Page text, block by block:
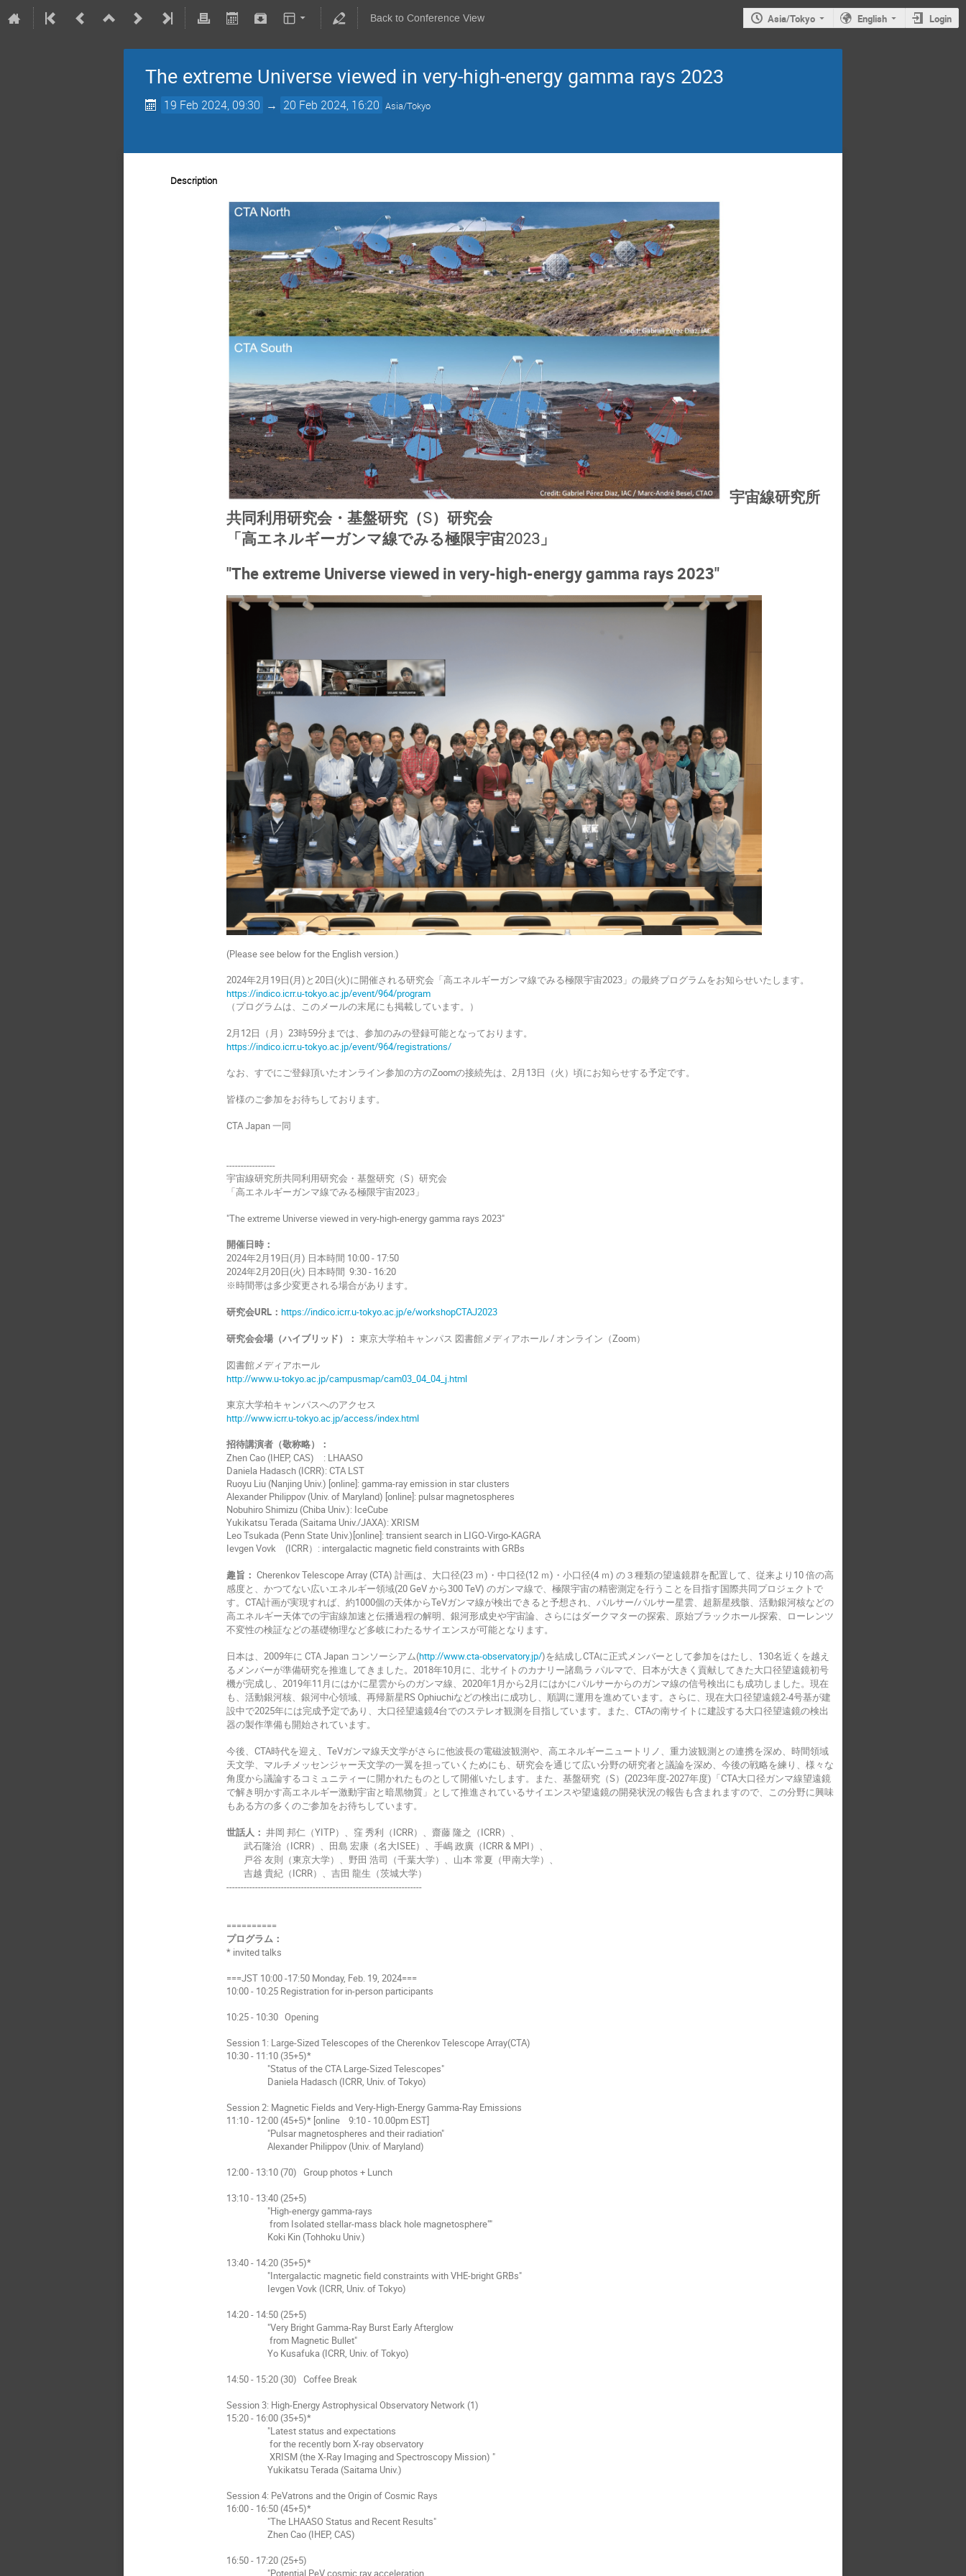
Back to Conference View Asia/Tokyo English Login
The extreme Universe viewed in very-high-energy gamma rays 2023
19 Feb 2024, 09:30 → 20 Feb 2024, 16:20 Asia/Tokyo
Description
宇宙線研究所
共同利用研究会・基盤研究（S）研究会
「高エネルギーガンマ線でみる極限宇宙2023」
"The extreme Universe viewed in very-high-energy gamma rays 2023"
(Please see below for the English version.)
2024年2月19日(月)と20日(火)に開催される研究会「高エネルギーガンマ線でみる極限宇宙2023」の最終プログラムをお知らせいたします。
https://indico.icrr.u-tokyo.ac.jp/event/964/program
（プログラムは、このメールの末尾にも掲載しています。）
2月12日（月）23時59分までは、参加のみの登録可能となっております。
https://indico.icrr.u-tokyo.ac.jp/event/964/registrations/
なお、すでにご登録頂いたオンライン参加の方のZoomの接続先は、2月13日（火）頃にお知らせする予定です。
皆様のご参加をお待ちしております。
CTA Japan 一同
-----------------
宇宙線研究所共同利用研究会・基盤研究（S）研究会
「高エネルギーガンマ線でみる極限宇宙2023」
"The extreme Universe viewed in very-high-energy gamma rays 2023"
開催日時：
2024年2月19日(月) 日本時間 10:00 - 17:50
2024年2月20日(火) 日本時間 9:30 - 16:20
※時間帯は多少変更される場合があります。
研究会URL：https://indico.icrr.u-tokyo.ac.jp/e/workshopCTAJ2023
研究会会場（ハイブリッド）： 東京大学柏キャンパス 図書館メディアホール / オンライン（Zoom）
図書館メディアホール
http://www.u-tokyo.ac.jp/campusmap/cam03_04_04_j.html
東京大学柏キャンパスへのアクセス
http://www.icrr.u-tokyo.ac.jp/access/index.html
招待講演者（敬称略）：
Zhen Cao (IHEP, CAS) : LHAASO
Daniela Hadasch (ICRR): CTA LST
Ruoyu Liu (Nanjing Univ.) [online]: gamma-ray emission in star clusters
Alexander Philippov (Univ. of Maryland) [online]: pulsar magnetospheres
Nobuhiro Shimizu (Chiba Univ.): IceCube
Yukikatsu Terada (Saitama Univ./JAXA): XRISM
Leo Tsukada (Penn State Univ.)[online]: transient search in LIGO-Virgo-KAGRA
Ievgen Vovk (ICRR）: intergalactic magnetic field constraints with GRBs
趣旨： Cherenkov Telescope Array (CTA) 計画は、大口径(23 ｍ)・中口径(12 ｍ)・小口径(4 ｍ) の３種類の望遠鏡群を配置して、従来より10 倍の高
感度と、かつてない広いエネルギー領域(20 GeV から300 TeV) のガンマ線で、極限宇宙の精密測定を行うことを目指す国際共同プロジェクトで
す。CTA計画が実現すれば、約1000個の天体からTeVガンマ線が検出できると予想され、パルサー/パルサー星雲、超新星残骸、活動銀河核などの
高エネルギー天体での宇宙線加速と伝播過程の解明、銀河形成史や宇宙論、さらにはダークマターの探索、原始ブラックホール探索、ローレンツ
不変性の検証などの基礎物理など多岐にわたるサイエンスが可能となります。
日本は、2009年に CTA Japan コンソーシアム(http://www.cta-observatory.jp/)を結成しCTAに正式メンバーとして参加をはたし、130名近くを越え
るメンバーが準備研究を推進してきました。2018年10月に、北サイトのカナリー諸島ラ パルマで、日本が大きく貢献してきた大口径望遠鏡初号
機が完成し、2019年11月にはかに星雲からのガンマ線、2020年1月から2月にはかにパルサーからのガンマ線の信号検出にも成功しました。現在
も、活動銀河核、銀河中心領域、再帰新星RS Ophiuchiなどの検出に成功し、順調に運用を進めています。さらに、現在大口径望遠鏡2-4号基が建
設中で2025年には完成予定であり、大口径望遠鏡4台でのステレオ観測を目指しています。また、CTAの南サイトに建設する大口径望遠鏡の検出
器の製作準備も開始されています。
今後、CTA時代を迎え、TeVガンマ線天文学がさらに他波長の電磁波観測や、高エネルギーニュートリノ、重力波観測との連携を深め、時間領域
天文学、マルチメッセンジャー天文学の一翼を担っていくためにも、研究会を通じて広い分野の研究者と議論を深め、今後の戦略を練り、様々な
角度から議論するコミュニティーに開かれたものとして開催いたします。また、基盤研究（S）(2023年度-2027年度)「CTA大口径ガンマ線望遠鏡
で解き明かす高エネルギー激動宇宙と暗黒物質」として推進されているサイエンスや望遠鏡の開発状況の報告も含まれますので、この分野に興味
もある方の多くのご参加をお待ちしています。
世話人： 井岡 邦仁（YITP）、窪 秀利（ICRR）、齋藤 隆之（ICRR）、
武石隆治（ICRR）、田島 宏康（名大ISEE）、手嶋 政廣（ICRR & MPI）、
戸谷 友則（東京大学）、野田 浩司（千葉大学）、山本 常夏（甲南大学）、
吉越 貴紀（ICRR）、吉田 龍生（茨城大学）
--------------------------------------------------------------------
==========
プログラム：
* invited talks
===JST 10:00 -17:50 Monday, Feb. 19, 2024===
10:00 - 10:25 Registration for in-person participants
10:25 - 10:30 Opening
Session 1: Large-Sized Telescopes of the Cherenkov Telescope Array(CTA)
10:30 - 11:10 (35+5)*
"Status of the CTA Large-Sized Telescopes"
Daniela Hadasch (ICRR, Univ. of Tokyo)
Session 2: Magnetic Fields and Very-High-Energy Gamma-Ray Emissions
11:10 - 12:00 (45+5)* [online 9:10 - 10.00pm EST]
"Pulsar magnetospheres and their radiation"
Alexander Philippov (Univ. of Maryland)
12:00 - 13:10 (70) Group photos + Lunch
13:10 - 13:40 (25+5)
"High-energy gamma-rays
from Isolated stellar-mass black hole magnetosphere""
Koki Kin (Tohhoku Univ.)
13:40 - 14:20 (35+5)*
"Intergalactic magnetic field constraints with VHE-bright GRBs"
Ievgen Vovk (ICRR, Univ. of Tokyo)
14:20 - 14:50 (25+5)
"Very Bright Gamma-Ray Burst Early Afterglow
from Magnetic Bullet"
Yo Kusafuka (ICRR, Univ. of Tokyo)
14:50 - 15:20 (30) Coffee Break
Session 3: High-Energy Astrophysical Observatory Network (1)
15:20 - 16:00 (35+5)*
"Latest status and expectations
for the recently born X-ray observatory
XRISM (the X-Ray Imaging and Spectroscopy Mission) "
Yukikatsu Terada (Saitama Univ.)
Session 4: PeVatrons and the Origin of Cosmic Rays
16:00 - 16:50 (45+5)*
"The LHAASO Status and Recent Results"
Zhen Cao (IHEP, CAS)
16:50 - 17:20 (25+5)
"Potential PeV cosmic ray acceleration